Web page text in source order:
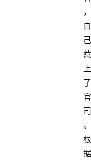
，
自
己
惹
上
了
官
司
。
根
据